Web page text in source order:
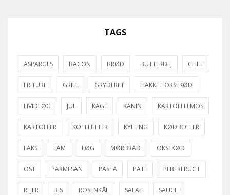
TAGS
ASPARGES BACON BRØD BUTTERDEJ CHILI
FRITURE GRILL GRYDERET HAKKET OKSEKØD
HVIDLØG JUL KAGE KANIN KARTOFFELMOS
KARTOFLER KOTELETTER KYLLING KØDBOLLER
LAKS LAM LØG MØRBRAD OKSEKØD
OST PARMESAN PASTA PATE PEBERFRUGT
REJER RIS ROSENKÅL SALAT SAUCE